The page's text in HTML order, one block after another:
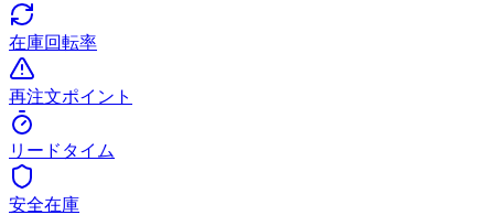
在庫回転率
再注文ポイント
リードタイム
安全在庫